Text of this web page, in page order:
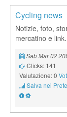
Cycling news
Notizie, foto,
mercatino e link.
Sab Mar 02
Clicks: 141
Valutazione: 0
Salva nei